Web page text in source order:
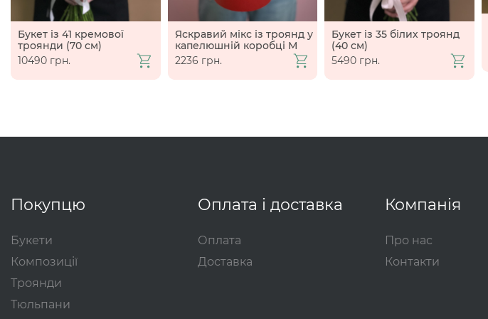
Букет із 41 кремової
троянди (70 см)
10490 грн.
Яскравий мікс із троянд у
капелюшній коробці М
2236 грн.
Букет із 35 білих троянд
(40 см)
5490 грн.
Покупцю
Букети
Композиції
Троянди
Тюльпани
Оплата і доставка
Оплата
Доставка
Компанія
Про нас
Контакти